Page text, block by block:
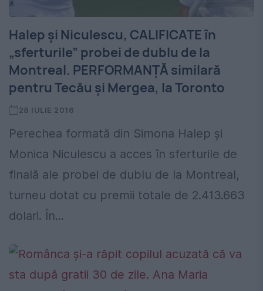
Halep și Niculescu, CALIFICATE în
„sferturile” probei de dublu de la
Montreal. PERFORMANȚĂ similară
pentru Tecău și Mergea, la Toronto
28 IULIE 2016
Perechea formată din Simona Halep și
Monica Niculescu a acces în sferturile de
finală ale probei de dublu de la Montreal,
turneu dotat cu premii totale de 2.413.663
dolari. În...